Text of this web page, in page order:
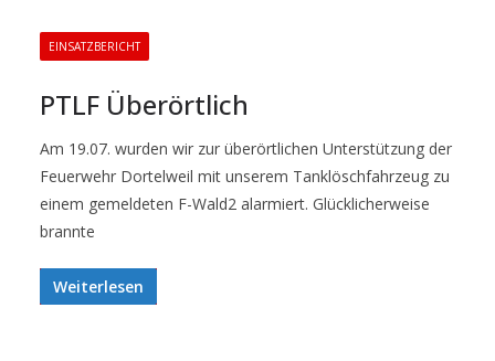
EINSATZBERICHT
PTLF Überörtlich
Am 19.07. wurden wir zur überörtlichen Unterstützung der
Feuerwehr Dortelweil mit unserem Tanklöschfahrzeug zu
einem gemeldeten F-Wald2 alarmiert. Glücklicherweise
brannte
Weiterlesen